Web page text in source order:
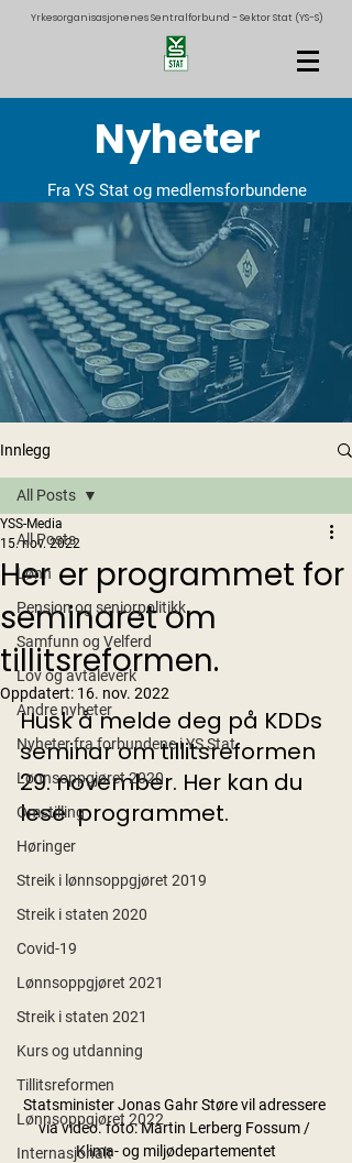
Yrkesorganisasjonenes Sentralforbund - Sektor Stat (YS-S)
Nyheter
Fra YS Stat og medlemsforbundene
Innlegg
All Posts
Lønn
Pensjon og seniorpolitikk
Samfunn og Velferd
Lov og avtaleverk
Andre nyheter
Nyheter fra forbundene i YS Stat
Lønnsoppgjøret 2020
Omstilling
Høringer
Streik i lønnsoppgjøret 2019
Streik i staten 2020
Covid-19
Lønnsoppgjøret 2021
Streik i staten 2021
Kurs og utdanning
Tillitsreformen
Lønnsoppgjøret 2022
Internasjonalt
All Posts
Her er programmet for
seminaret om
tillitsreformen.
YSS-Media
15. nov. 2022
Oppdatert: 16. nov. 2022
Husk å melde deg på KDDs
seminar om tillitsreformen
29. november. Her kan du
lese  programmet.
Statsminister Jonas Gahr Støre vil adressere
via video. foto: Martin Lerberg Fossum /
Klima- og miljødepartementet